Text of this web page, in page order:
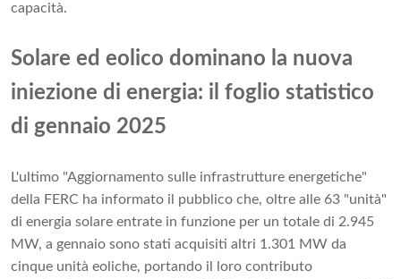
capacità.
Solare ed eolico dominano la nuova
iniezione di energia: il foglio statistico
di gennaio 2025
L'ultimo "Aggiornamento sulle infrastrutture energetiche"
della FERC ha informato il pubblico che, oltre alle 63 "unità"
di energia solare entrate in funzione per un totale di 2.945
MW, a gennaio sono stati acquisiti altri 1.301 MW da
cinque unità eoliche, portando il loro contributo